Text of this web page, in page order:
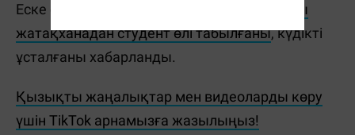
Еске салайық, бұған дейін
Қызылордадағы
жатақханадан студент өлі табылғаны, күдікті
ұсталғаны хабарланды.
Қызықты жаңалықтар мен видеоларды көру
үшін TikTok арнамызға жазылыңыз!